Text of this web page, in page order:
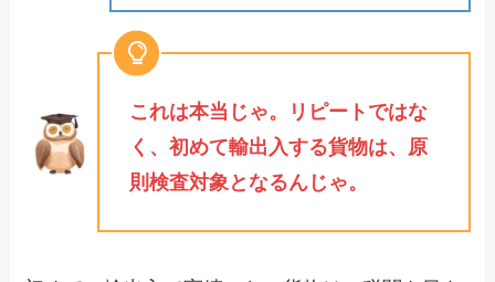
これは本当じゃ。リピートではな
く、初めて輸出入する貨物は、原
則検査対象となるんじゃ。